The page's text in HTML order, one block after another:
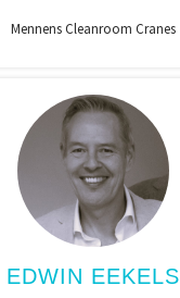
Mennens Cleanroom Cranes
EDWIN EEKELS